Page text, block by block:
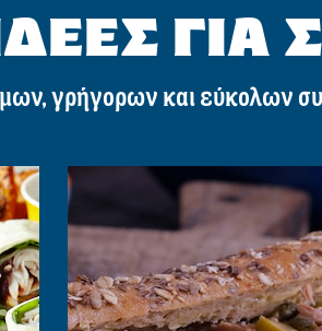
ΓΙΑ
γρήγορων και εύκολων